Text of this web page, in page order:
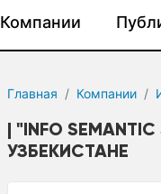
Компании
Главная Компании
"INFO
УЗБЕКИСТАНЕ